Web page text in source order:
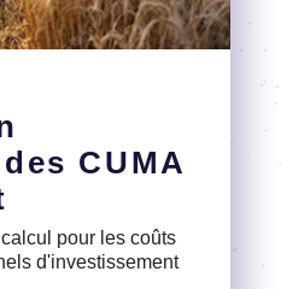
CUMA
pour les coûts
d'investissement